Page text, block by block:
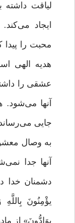
لیاقت
ایجاد
محبت را
هدیه الهى
عشقى را
آنها
جایى
به وصال
آنها جدا
دشمنان خدا
یؤْمِنُونَ
یوَادُّونَ» از